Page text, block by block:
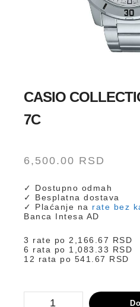
CASIO
7C
6,500.00 RSD
✓ Dostupno odmah
✓ Besplatna dostava
✓ Plaćanje na rate bez
Banca Intesa AD
3 rate po 2,166.67 RSD
6 rata po 1,083.33 RSD
12 rata po 541.67 RSD
VD01D-